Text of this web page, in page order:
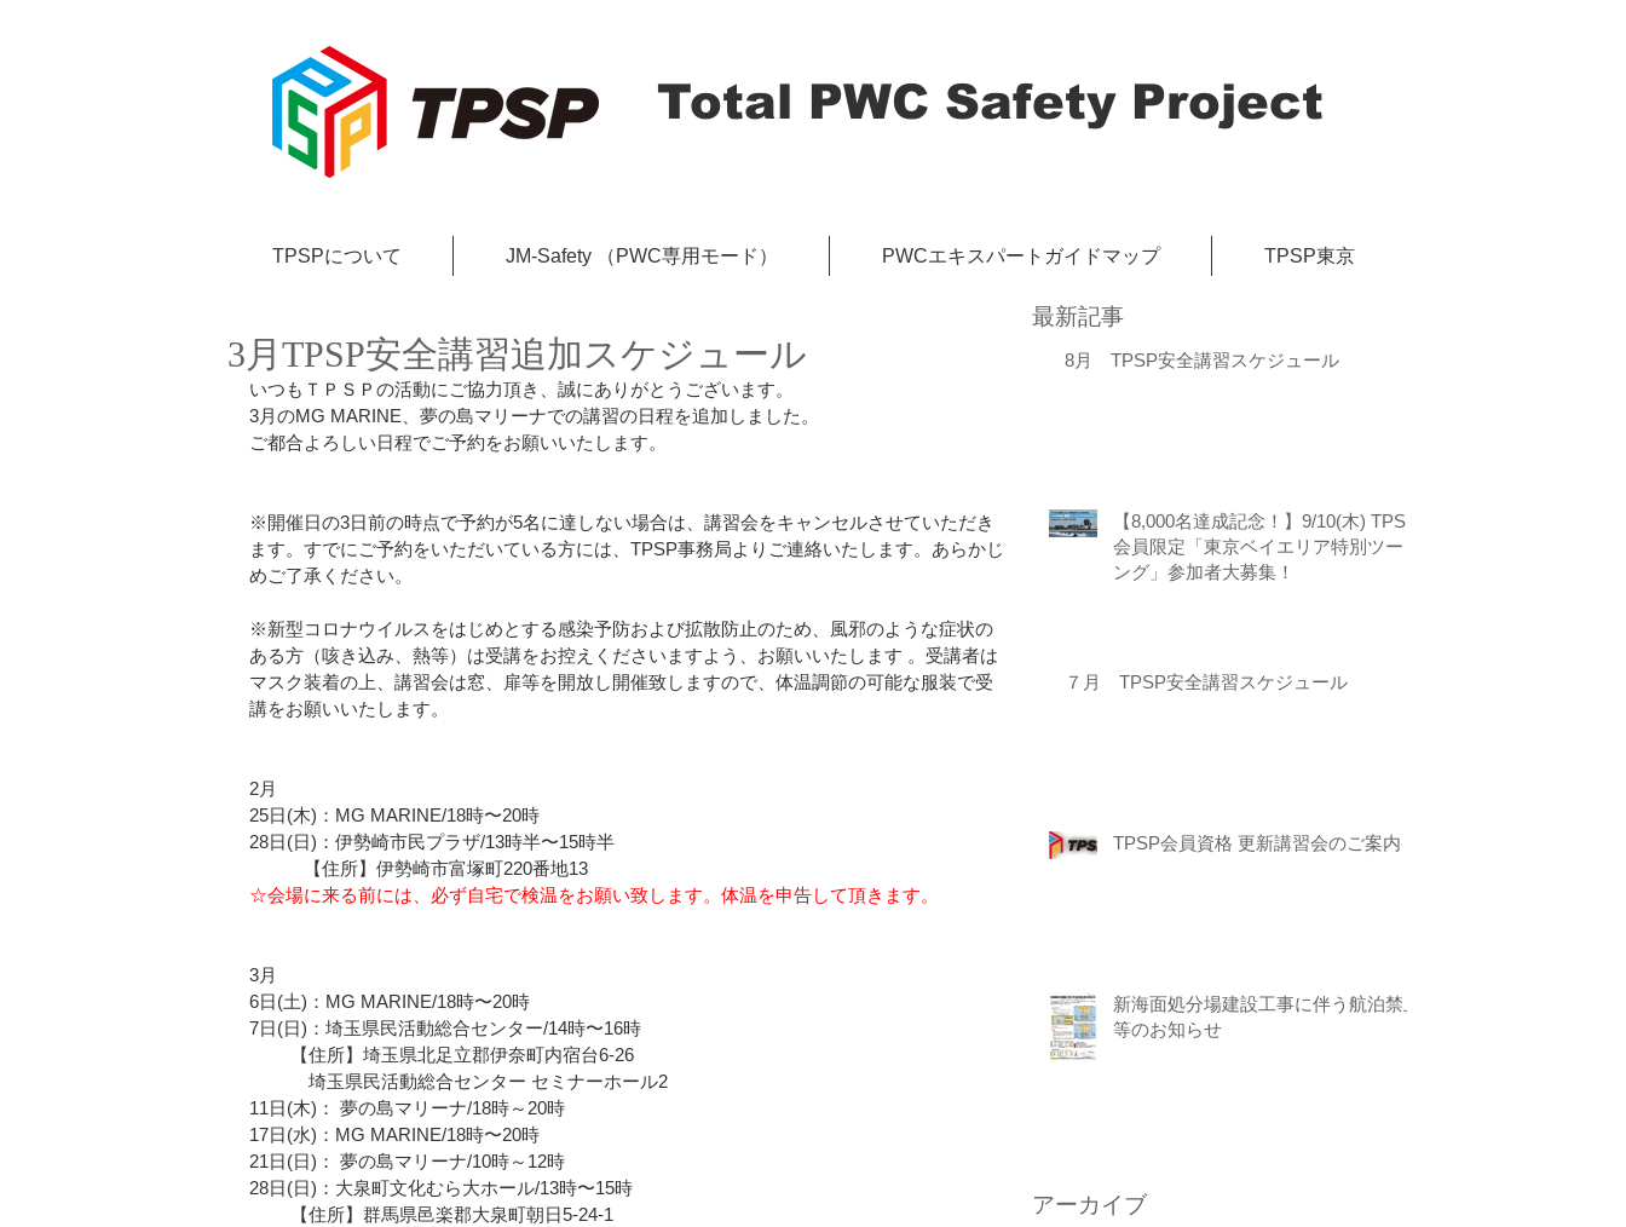
Total PWC Safety Project
TPSPについて JM-Safety （PWC専用モード） PWCエキスパートガイドマップ TPSP東京
3月TPSP安全講習追加スケジュール
いつもＴＰＳＰの活動にご協力頂き、誠にありがとうございます。
3月の​​MG MARINE、夢の島マリーナでの講習の日程を追加しました。
ご都合よろしい日程でご予約をお願いいたします。
※開催日の3日前の時点で予約が5名に達しない場合は、講習会をキャンセルさせていただき
ます。すでにご予約をいただいている方には、TPSP事務局よりご連絡いたします。あらかじ
めご了承ください。
※新型コロナウイルスをはじめとする感染予防および拡散防止のため、風邪のような症状の
ある方（咳き込み、熱等）は受講をお控えくださいますよう、お願いいたします 。受講者は
マスク装着の上、講習会は窓、扉等を開放し開催致しますので、体温調節の可能な服装で受
講をお願いいたします。
2月
25日(木)：MG MARINE/18時〜20時
28日(日)：伊勢崎市民プラザ/13時半〜15時半
【住所】伊勢崎市富塚町220番地13
☆会場に来る前には、必ず自宅で検温をお願い致します。体温を申告して頂きます。
3月
6日(土)：MG MARINE/18時〜20時
7日(日)：埼玉県民活動総合センター/14時〜16時
【住所】埼玉県北足立郡伊奈町内宿台6-26
埼玉県民活動総合センター セミナーホール2
11日(木)： 夢の島マリーナ/18時～20時
17日(水)：MG MARINE/18時〜20時
21日(日)： 夢の島マリーナ/10時～12時
28日(日)：大泉町文化むら大ホール/13時〜15時
【住所】群馬県邑楽郡大泉町朝日5-24-1
最新記事
8月 TPSP安全講習スケジュール
【8,000名達成記念！】9/10(木) TPSP
会員限定「東京ベイエリア特別ツーリ
ング」参加者大募集！
７月 TPSP安全講習スケジュール
TPSP会員資格 更新講習会のご案内
新海面処分場建設工事に伴う航泊禁止
等のお知らせ
アーカイブ